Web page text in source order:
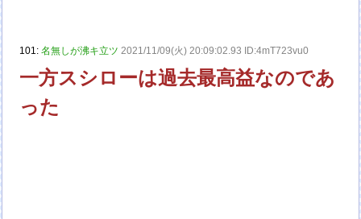
101:名無しが沸キ立ツ 2021/11/09(火) 20:09:02.93 ID:4mT723vu0
一方スシローは過去最高益なのであ
った